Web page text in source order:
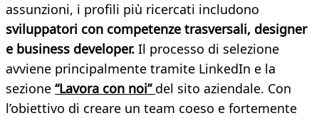
assunzioni, i profili più ricercati includono
sviluppatori con competenze trasversali, designer
e business developer. Il processo di selezione
avviene principalmente tramite LinkedIn e la
sezione “Lavora con noi” del sito aziendale. Con
l’obiettivo di creare un team coeso e fortemente